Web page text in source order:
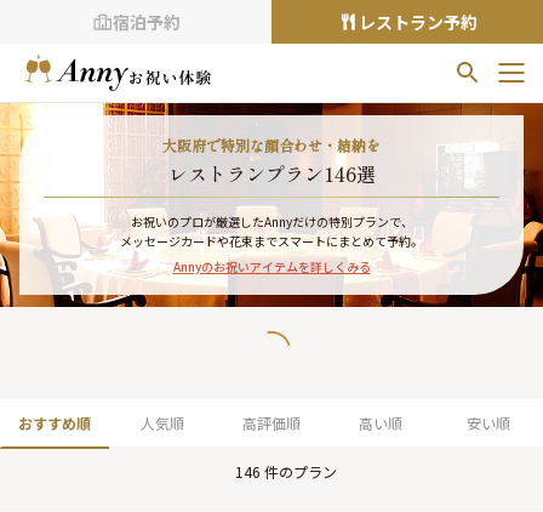
宿泊予約 レストラン予約
お気に入りプラン
お気に入りの登録がありません
プランの をクリックすることで
お気に入りに追加できます。
閲覧履歴
閲覧履歴はありません
TOP
Annyお祝い体験について
大阪府で特別な顔合わせ・結納を
レストランプラン146選
お祝いのプロが厳選したAnnyだけの特別プランで、
メッセージカードや花束までスマートにまとめて予約。
Annyのお祝いアイテムを詳しくみる
おすすめ順 人気順 高評価順 高い順 安い順
146 件のプラン